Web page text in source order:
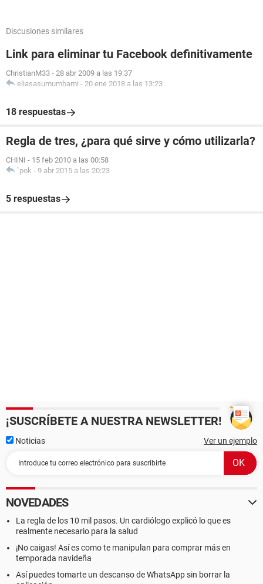
Discusiones similares
Link para eliminar tu Facebook definitivamente
ChristianM33 - 28 abr 2009 a las 19:37
eliasasumumbami - 20 ene 2018 a las 13:23
18 respuestas
Regla de tres, ¿para qué sirve y cómo utilizarla?
CHINI - 15 feb 2010 a las 00:58
`pok - 9 abr 2015 a las 20:23
5 respuestas
¡SUSCRÍBETE A NUESTRA NEWSLETTER!
Noticias Ver un ejemplo
NOVEDADES
La regla de los 10 mil pasos. Un cardiólogo explicó lo que es
realmente necesario para la salud
¡No caigas! Así es como te manipulan para comprar más en
temporada navideña
Así puedes tomarte un descanso de WhatsApp sin borrar la